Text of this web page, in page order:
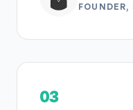
03